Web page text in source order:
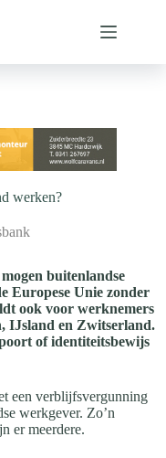
werken?
buitenlandse
Europese Unie zonder
ook voor werknemers
IJsland en Zwitserland.
of identiteitsbewijs
een verblijfsvergunning
werkgever. Zo’n
er meerdere.